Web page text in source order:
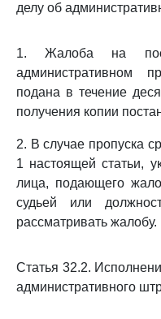
делу об
1. Жалоба на
административном
подана в течение
получения копии
2. В случае пропуска
1 настоящей статьи,
лица, подающего
судьей или
рассматривать жалобу.
Статья 32.2.
административного